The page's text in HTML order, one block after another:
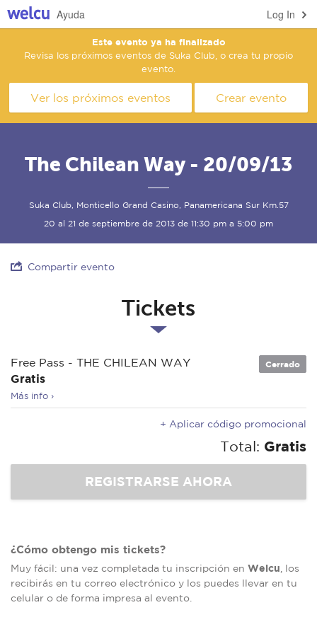
Log In
Ayuda
Este evento ya ha finalizado
Revisa los próximos eventos de Suka Club, o crea tu propio
evento.
Ver los próximos eventos Crear evento
The Chilean Way - 20/09/13
Suka Club, Monticello Grand Casino, Panamericana Sur Km.57
20 al 21 de septiembre de 2013 de 11:30 pm a 5:00 pm
Compartir evento
Tickets
Free Pass - THE CHILEAN WAY
Gratis
Más info ›
Cerrado
+ Aplicar código promocional
Total: Gratis
¿Cómo obtengo mis tickets?
Muy fácil: una vez completada tu inscripción en Welcu , los
recibirás en tu correo electrónico y los puedes llevar en tu
celular o de forma impresa al evento.